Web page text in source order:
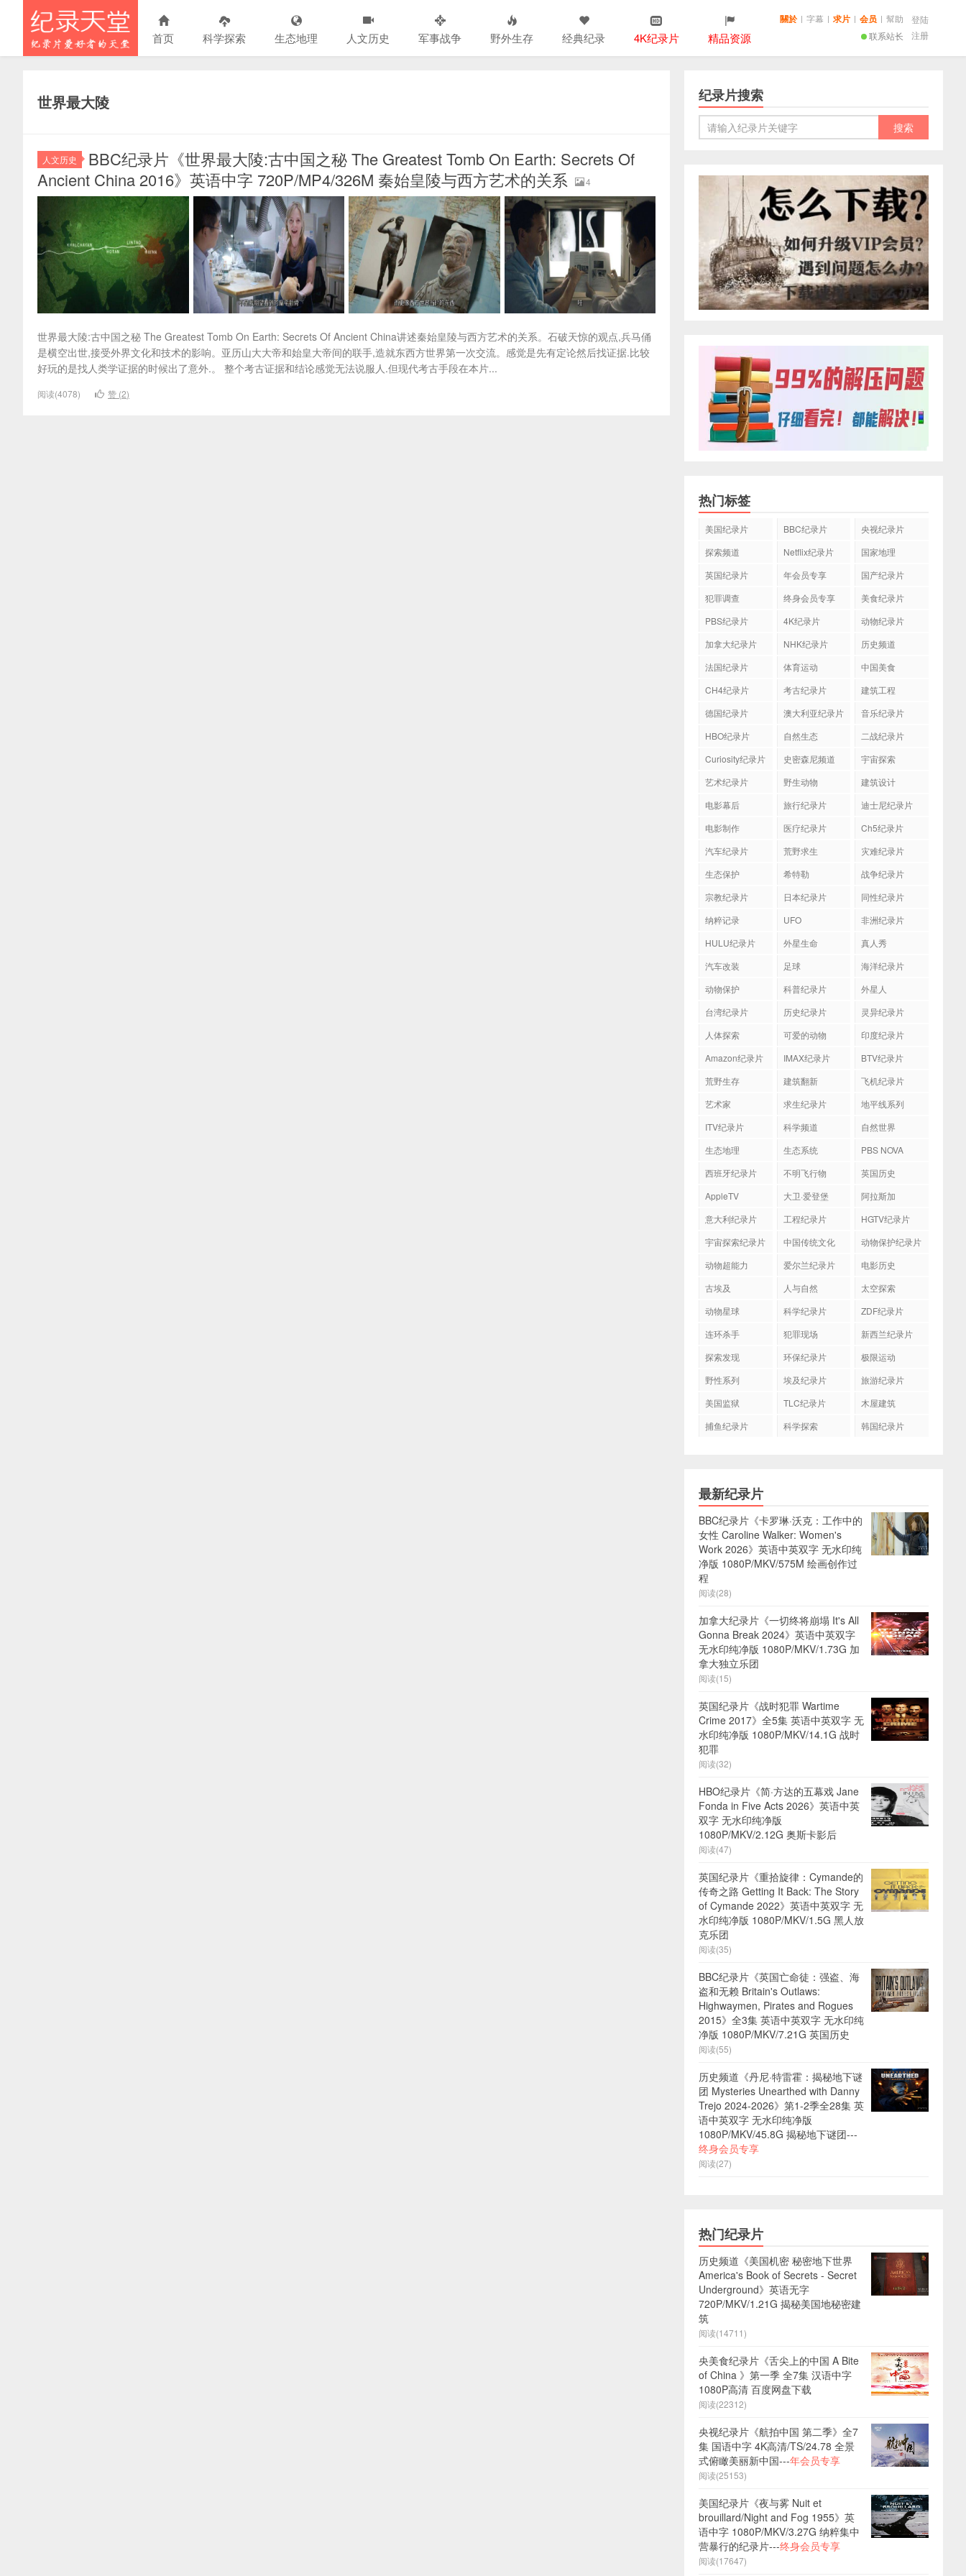
首页 科学探索 生态地理 人文历史 军事战争 野外生存 经典纪录 4K纪录片 精品资源 联系站长
關於 | 字幕 | 求片 | 会员 | 幫助
登陆
注册
世界最大陵
人文历史
BBC纪录片《世界最大陵:古中国之秘 The Greatest Tomb On Earth: Secrets Of
Ancient China 2016》英语中字 720P/MP4/326M 秦始皇陵与西方艺术的关系
4
世界最大陵:古中国之秘 The Greatest Tomb On Earth: Secrets Of Ancient China讲述秦始皇陵与西方艺术的关系。石破天惊的观点,兵马俑
是横空出世,接受外界文化和技术的影响。亚历山大大帝和始皇大帝间的联手,造就东西方世界第一次交流。感觉是先有定论然后找证据.比较
好玩的是找人类学证据的时候出了意外.。 整个考古证据和结论感觉无法说服人.但现代考古手段在本片...
阅读(4078) 赞 (2)
纪录片搜索
热门标签
美国纪录片 BBC纪录片
央视纪录片
探索频道
Netflix纪录片
国家地理
英国纪录片
年会员专享
国产纪录片
犯罪调查
终身会员专享
美食纪录片
PBS纪录片
4K纪录片
动物纪录片
加拿大纪录片
NHK纪录片
历史频道
法国纪录片
体育运动
中国美食
CH4纪录片
考古纪录片
建筑工程
德国纪录片
澳大利亚纪录片
音乐纪录片
HBO纪录片
自然生态
二战纪录片
Curiosity纪录片
史密森尼频道
宇宙探索
艺术纪录片
野生动物
建筑设计
电影幕后
旅行纪录片
迪士尼纪录片
电影制作
医疗纪录片
Ch5纪录片
汽车纪录片
荒野求生
灾难纪录片
生态保护
希特勒
战争纪录片
宗教纪录片
日本纪录片
同性纪录片
纳粹记录
UFO
非洲纪录片
HULU纪录片
外星生命
真人秀
汽车改装
足球
海洋纪录片
动物保护
科普纪录片
外星人
台湾纪录片
历史纪录片
灵异纪录片
人体探索
可爱的动物
印度纪录片
Amazon纪录片
IMAX纪录片
BTV纪录片
荒野生存
建筑翻新
飞机纪录片
艺术家
求生纪录片
地平线系列
ITV纪录片
科学频道
自然世界
生态地理
生态系统
PBS NOVA
西班牙纪录片
不明飞行物
英国历史
AppleTV
大卫·爱登堡
阿拉斯加
意大利纪录片
工程纪录片
HGTV纪录片
宇宙探索纪录片
中国传统文化
动物保护纪录片
动物超能力
爱尔兰纪录片
电影历史
古埃及
人与自然
太空探索
动物星球
科学纪录片
ZDF纪录片
连环杀手
犯罪现场
新西兰纪录片
探索发现
环保纪录片
极限运动
野性系列
埃及纪录片
旅游纪录片
美国监狱
TLC纪录片
木屋建筑
捕鱼纪录片
科学探索 韩国纪录片
最新纪录片
BBC纪录片《卡罗琳·沃克：工作中的
女性 Caroline Walker: Women's
Work 2026》英语中英双字 无水印纯
净版 1080P/MKV/575M 绘画创作过
程
阅读(28)
加拿大纪录片《一切终将崩塌 It's All
Gonna Break 2024》英语中英双字
无水印纯净版 1080P/MKV/1.73G 加
拿大独立乐团
阅读(15)
英国纪录片《战时犯罪 Wartime
Crime 2017》全5集 英语中英双字 无
水印纯净版 1080P/MKV/14.1G 战时
犯罪
阅读(32)
HBO纪录片《简·方达的五幕戏 Jane
Fonda in Five Acts 2026》英语中英
双字 无水印纯净版
1080P/MKV/2.12G 奥斯卡影后
阅读(47)
英国纪录片《重拾旋律：Cymande的
传奇之路 Getting It Back: The Story
of Cymande 2022》英语中英双字 无
水印纯净版 1080P/MKV/1.5G 黑人放
克乐团
阅读(35)
BBC纪录片《英国亡命徒：强盗、海
盗和无赖 Britain's Outlaws:
Highwaymen, Pirates and Rogues
2015》全3集 英语中英双字 无水印纯
净版 1080P/MKV/7.21G 英国历史
阅读(55)
历史频道《丹尼·特雷霍：揭秘地下谜
团 Mysteries Unearthed with Danny
Trejo 2024-2026》第1-2季全28集 英
语中英双字 无水印纯净版
1080P/MKV/45.8G 揭秘地下谜团---
终身会员专享
阅读(27)
热门纪录片
历史频道《美国机密 秘密地下世界
America's Book of Secrets - Secret
Underground》英语无字
720P/MKV/1.21G 揭秘美国地秘密建
筑
阅读(14711)
央美食纪录片《舌尖上的中国 A Bite
of China 》第一季 全7集 汉语中字
1080P高清 百度网盘下载
阅读(22312)
央视纪录片《航拍中国 第二季》全7
集 国语中字 4K高清/TS/24.78 全景
式俯瞰美丽新中国---年会员专享
阅读(25153)
美国纪录片《夜与雾 Nuit et
brouillard/Night and Fog 1955》英
语中字 1080P/MKV/3.27G 纳粹集中
营暴行的纪录片---终身会员专享
阅读(17647)